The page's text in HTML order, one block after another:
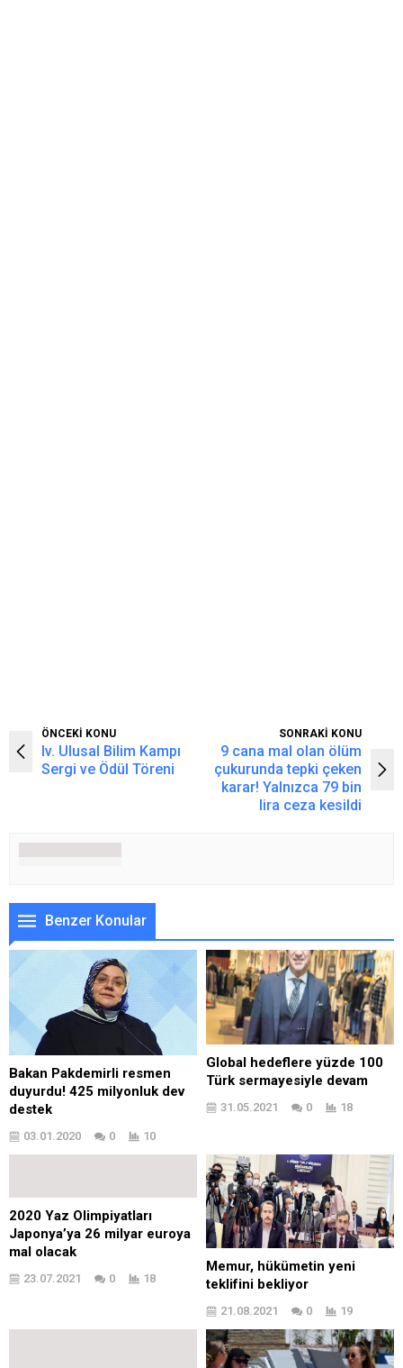
ÖNCEKİ KONU
Iv. Ulusal Bilim Kampı
Sergi ve Ödül Töreni
SONRAKİ KONU
9 cana mal olan ölüm
çukurunda tepki çeken
karar! Yalnızca 79 bin
lira ceza kesildi
Benzer Konular
Bakan Pakdemirli resmen
duyurdu! 425 milyonluk dev
destek
03.01.2020 0 10
Global hedeflere yüzde 100
Türk sermayesiyle devam
31.05.2021 0 18
2020 Yaz Olimpiyatları
Japonya’ya 26 milyar euroya
mal olacak
23.07.2021 0 18
Memur, hükümetin yeni
teklifini bekliyor
21.08.2021 0 19